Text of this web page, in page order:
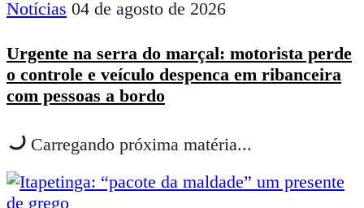
Notícias 04 de agosto de 2026
Urgente na serra do marçal: motorista perde
o controle e veículo despenca em ribanceira
com pessoas a bordo
Carregando próxima matéria...